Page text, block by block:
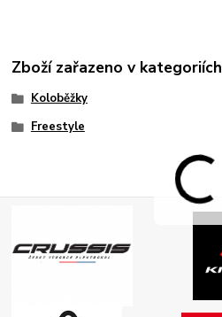
Zboží zařazeno v kategoriích
Koloběžky
Freestyle